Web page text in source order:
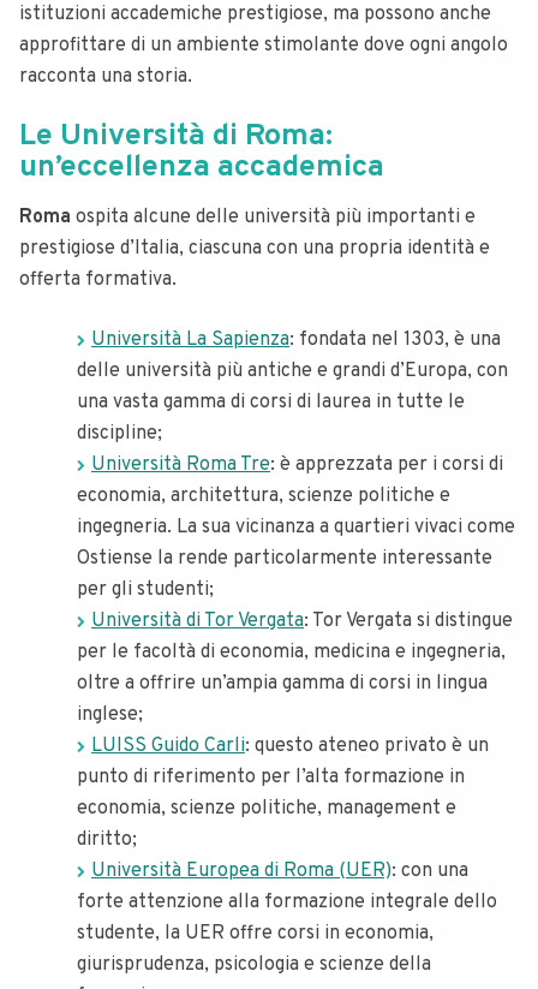
istituzioni accademiche prestigiose, ma possono anche
approfittare di un ambiente stimolante dove ogni angolo
racconta una storia.
Le Università di Roma:
un’eccellenza accademica
Roma ospita alcune delle università più importanti e
prestigiose d’Italia, ciascuna con una propria identità e
offerta formativa.
Università La Sapienza: fondata nel 1303, è una
delle università più antiche e grandi d’Europa, con
una vasta gamma di corsi di laurea in tutte le
discipline;
Università Roma Tre: è apprezzata per i corsi di
economia, architettura, scienze politiche e
ingegneria. La sua vicinanza a quartieri vivaci come
Ostiense la rende particolarmente interessante
per gli studenti;
Università di Tor Vergata: Tor Vergata si distingue
per le facoltà di economia, medicina e ingegneria,
oltre a offrire un’ampia gamma di corsi in lingua
inglese;
LUISS Guido Carli: questo ateneo privato è un
punto di riferimento per l’alta formazione in
economia, scienze politiche, management e
diritto;
Università Europea di Roma (UER): con una
forte attenzione alla formazione integrale dello
studente, la UER offre corsi in economia,
giurisprudenza, psicologia e scienze della